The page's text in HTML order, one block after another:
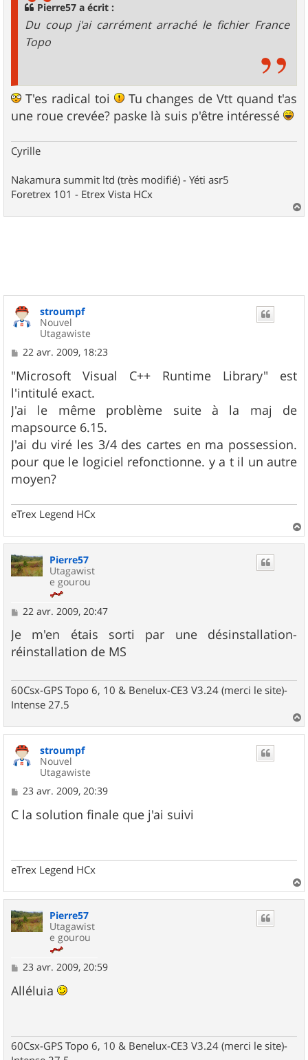
Pierre57 a écrit :
Du coup j'ai carrément arraché le fichier France
Topo
T'es radical toi
Tu changes de Vtt quand t'as
une roue crevée? paske là suis p'être intéressé
Cyrille
Nakamura summit ltd (très modifié) - Yéti asr5
Foretrex 101 - Etrex Vista HCx
a
stroumpf
Nouvel
Utagawiste
M
s
s
a
g
e
22 avr. 2009, 18:23
"Microsoft Visual C++ Runtime Library" est
l'intitulé exact.
J'ai le même problème suite à la maj de
mapsource 6.15.
J'ai du viré les 3/4 des cartes en ma possession.
pour que le logiciel refonctionne. y a t il un autre
moyen?
eTrex Legend HCx
a
Pierre57
Utagawist
e gourou
M
s
s
a
22 avr. 2009, 20:47
Je m'en étais sorti par une désinstallation-
réinstallation de MS
60Csx-GPS Topo 6, 10 & Benelux-CE3 V3.24 (merci le site)-
Intense 27.5
a
stroumpf
Nouvel
Utagawiste
M
s
s
23 avr. 2009, 20:39
C la solution finale que j'ai suivi
eTrex Legend HCx
a
Pierre57
Utagawist
e gourou
M
s
s
23 avr. 2009, 20:59
Alléluia
60Csx-GPS Topo 6, 10 & Benelux-CE3 V3.24 (merci le site)-